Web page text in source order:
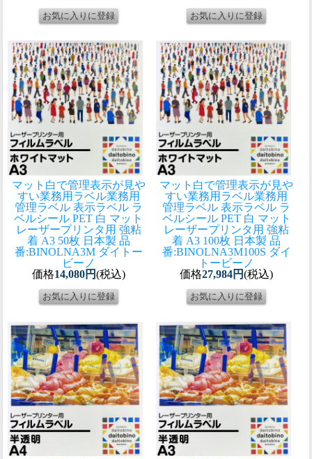
マット白で管理表示が見や
すい業務用ラベル業務用
管理ラベル 表示ラベル ラ
ベルシール PET 白 マット
レーザープリンタ用 強粘
着 A3 50枚 日本製 品
番:BINOLNA3M ダイトー
ビーノ
価格14,080円(税込)
マット白で管理表示が見や
すい業務用ラベル業務用
管理ラベル 表示ラベル ラ
ベルシール PET 白 マット
レーザープリンタ用 強粘
着 A3 100枚 日本製 品
番:BINOLNA3M100S ダイ
トービーノ
価格27,984円(税込)